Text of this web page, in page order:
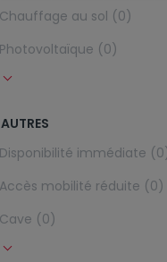
Chauffage au sol (0)
Photovoltaïque (0)
Panneaux solaires (0)
Pompe à chaleur (0)
Climatisation (0)
Fibre optique (0)
AUTRES
Disponibilité immédiate
Accès mobilité réduite (0)
Cave (0)
Grenier (0)